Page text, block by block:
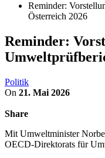
Reminder:
Österreich 2026
Reminder:
Politik
On 21. Mai 2026
Share
Mit Umweltminister
OECD-Direktorats für